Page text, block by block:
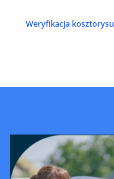
Weryfikacja kosztorysu